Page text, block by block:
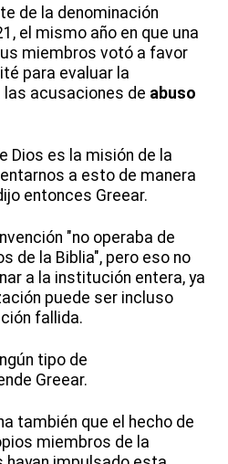
de la denominación
el mismo año en que una
miembros votó a favor
para evaluar la
acusaciones de abuso
Dios es la misión de la
a esto de manera
entonces Greear.
"no operaba de
de la Biblia", pero eso no
a la institución entera, ya
puede ser incluso
fallida.
tipo de
Greear.
también que el hecho de
miembros de la